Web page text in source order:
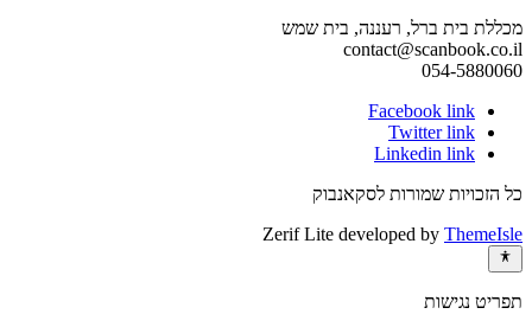
מכללת בית ברל, רעננה, בית שמש
contact@scanbook.co.il
054-5880060
Facebook link
Twitter link
Linkedin link
כל הזכויות שמורות לסקאנבוק
Zerif Lite developed by ThemeIsle
תפריט נגישות